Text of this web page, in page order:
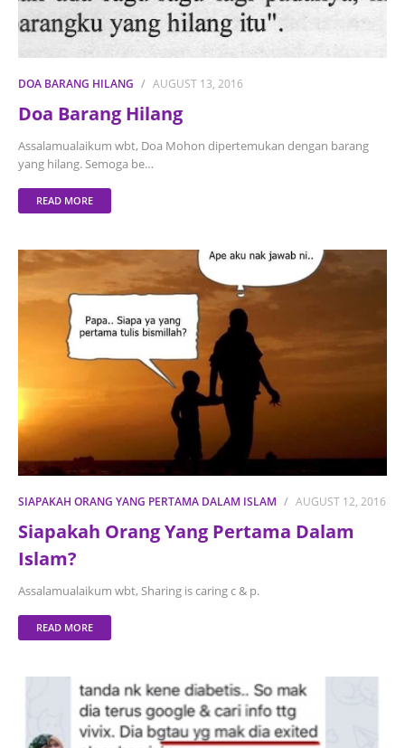
DOA BARANG HILANG AUGUST 13, 2016
Doa Barang Hilang
Assalamualaikum wbt, Doa Mohon dipertemukan dengan barang
yang hilang. Semoga be…
READ MORE
SIAPAKAH ORANG YANG PERTAMA DALAM ISLAM AUGUST 12, 2016
Siapakah Orang Yang Pertama Dalam
Islam?
Assalamualaikum wbt, Sharing is caring c & p.
READ MORE